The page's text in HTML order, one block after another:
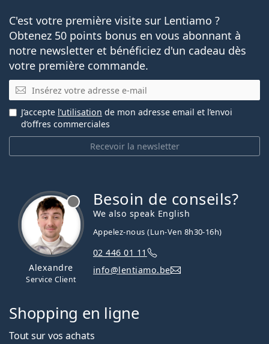
C'est votre première visite sur Lentiamo ?
Obtenez 50 points bonus en vous abonnant à
notre newsletter et bénéficiez d'un cadeau dès
votre première commande.
E-mail
Recevoir la newsletter
J’accepte l’utilisation de mon adresse email et l’envoi
d’offres commerciales
Alexandre
Service Client
Besoin de conseils?
We also speak English
Appelez-nous (Lun-Ven 8h30-16h)
02 446 01 11
info@lentiamo.be
Shopping en ligne
Tout sur vos achats